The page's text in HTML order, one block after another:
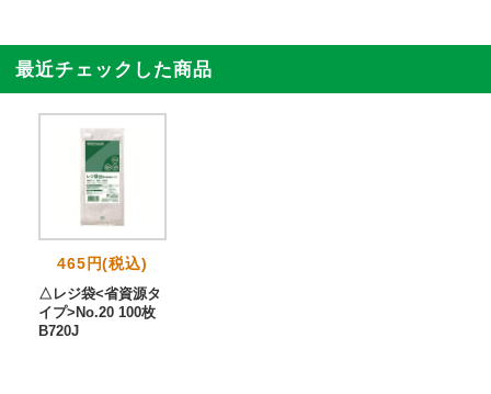
最近チェックした商品
465円(税込)
△レジ袋<省資源タ
イプ>No.20 100枚
B720J